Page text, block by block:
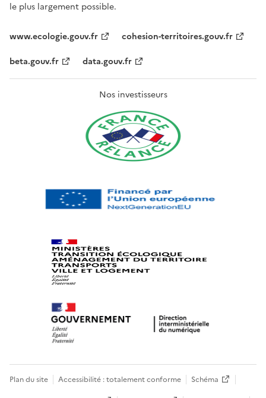
le plus largement possible.
www.ecologie.gouv.fr
cohesion-territoires.gouv.fr
beta.gouv.fr
data.gouv.fr
Nos investisseurs
Plan du site Accessibilité : totalement conforme
Schéma